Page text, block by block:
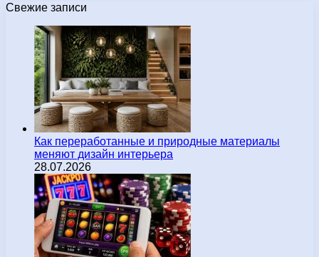
Свежие записи
Как переработанные и природные материалы
меняют дизайн интерьера
28.07.2026